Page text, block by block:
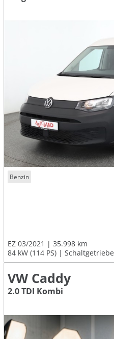
Benzin
EZ 03/2021
35.998 km
84 kW (114 PS)
Schaltgetriebe
VW Caddy
2.0 TDI Kombi